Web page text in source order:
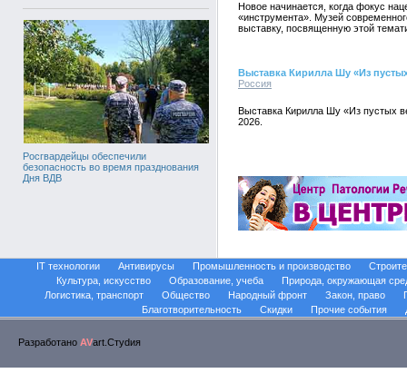
Росгвардейцы обеспечили
безопасность во время празднования
Дня ВДВ
Новое начинается, когда фокус
«инструмента». Музей
выставку, посвященную этой
Выставка Кирилла Шу «Из
Россия
Выставка Кирилла Шу «Из пустых
2026.
IT технологии Антивирусы Промышленность и производство
Культура, искусство
Образование, учеба
Природа, окружающая
Логистика, транспорт
Общество Народный фронт Закон, право
Благотворительность
Скидки Прочие события
Разработано AVart.Стуdия